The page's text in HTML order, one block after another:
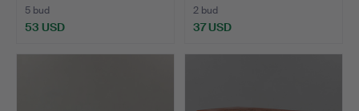
5 bud
53 USD
2 bud
37 USD